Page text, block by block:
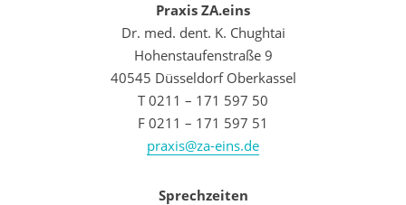
Praxis ZA.eins
Dr. med. dent. K. Chughtai
Hohenstaufenstraße 9
40545 Düsseldorf Oberkassel
T 0211 – 171 597 50
F 0211 – 171 597 51
praxis@za-eins.de
Sprechzeiten